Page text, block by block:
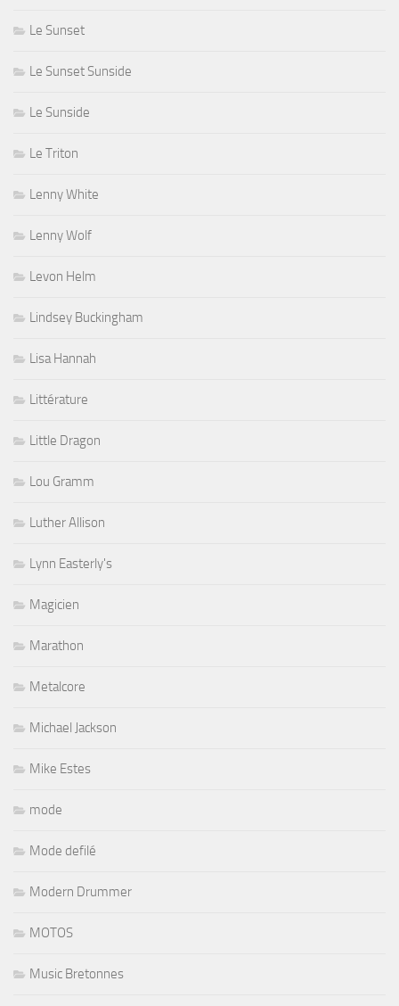
Le Sunset
Le Sunset Sunside
Le Sunside
Le Triton
Lenny White
Lenny Wolf
Levon Helm
Lindsey Buckingham
Lisa Hannah
Littérature
Little Dragon
Lou Gramm
Luther Allison
Lynn Easterly's
Magicien
Marathon
Metalcore
Michael Jackson
Mike Estes
mode
Mode defilé
Modern Drummer
MOTOS
Music Bretonnes